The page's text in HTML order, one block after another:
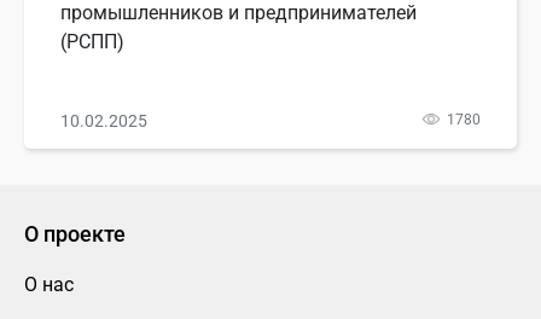
промышленников и предпринимателей
(РСПП)
10.02.2025 1780
О проекте
О нас